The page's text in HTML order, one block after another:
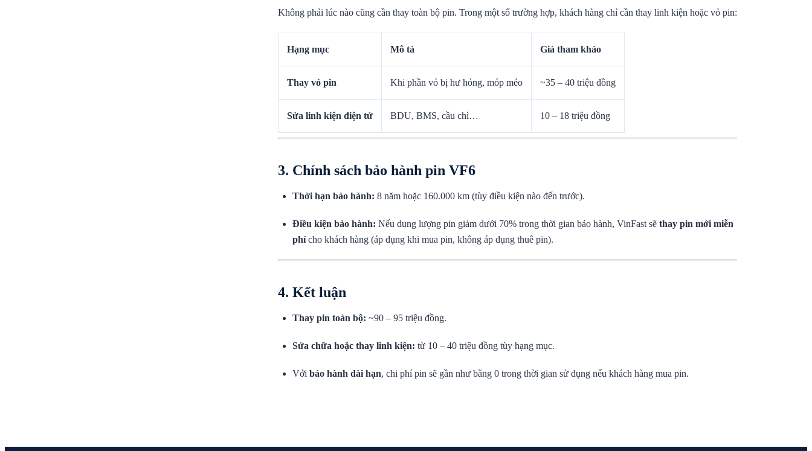
Không phải lúc nào cũng cần thay toàn bộ pin. Trong một số trường hợp, khách hàng chỉ cần thay linh kiện hoặc vỏ pin:
Hạng mục Mô tả Giá tham khảo
Thay vỏ pin Khi phần vỏ bị hư hỏng, móp méo ~35 – 40 triệu đồng
Sửa linh kiện điện tử BDU, BMS, cầu chì… 10 – 18 triệu đồng
3. Chính sách bảo hành pin VF6
Thời hạn bảo hành: 8 năm hoặc 160.000 km (tùy điều kiện nào đến trước).
Điều kiện bảo hành: Nếu dung lượng pin giảm dưới 70% trong thời gian bảo hành, VinFast sẽ thay pin mới miễn
phícho khách hàng (áp dụng khi mua pin, không áp dụng thuê pin).
4. Kết luận
Thay pin toàn bộ: ~90 – 95 triệu đồng.
Sửa chữa hoặc thay linh kiện: từ 10 – 40 triệu đồng tùy hạng mục.
Với bảo hành dài hạn, chi phí pin sẽ gần như bằng 0 trong thời gian sử dụng nếu khách hàng mua pin.